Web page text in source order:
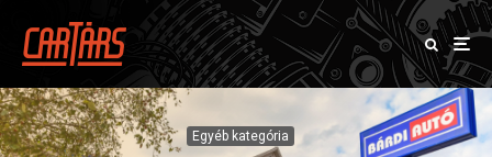
Egyéb kategória